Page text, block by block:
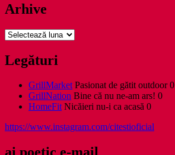
Arhive
Arhive
Legături
GrillMarketPasionat de gătit outdoor 0
GrillNation Bine că nu ne-am ars! 0
HomeFitNicăieri nu-i ca acasă 0
https://www.instagram.com/citestioficial